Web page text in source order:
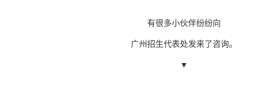
有很多小伙伴纷纷向
广州招生代表处发来了咨询。
▼